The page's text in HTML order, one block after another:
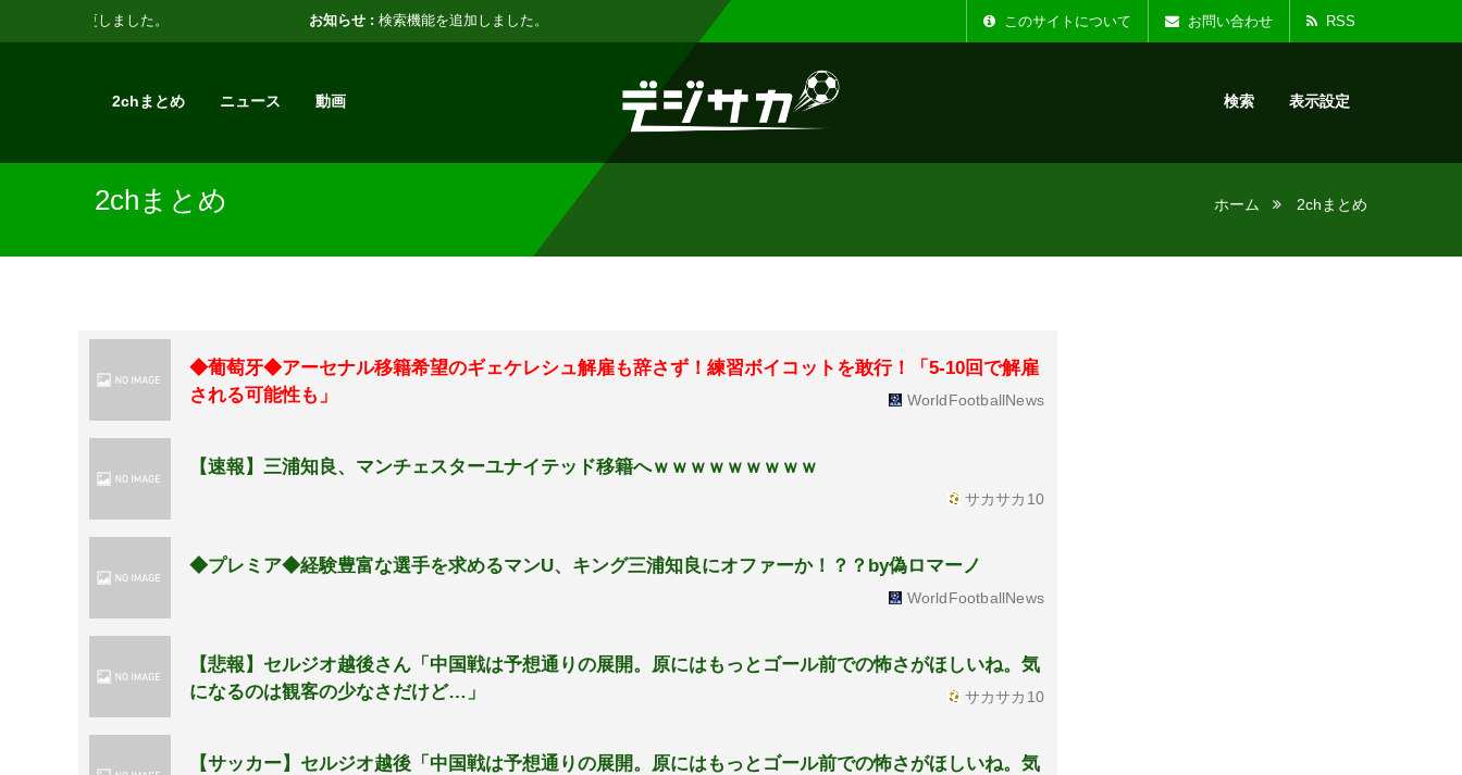
お知らせ : 検索機能を追加しました。 表示設定機能を追加しました。 お知らせ :
このサイトについて お問い合わせ RSS
2chまとめ ニュース 動画 検索 表示設定
2chまとめ ホーム 2chまとめ
◆葡萄牙◆アーセナル移籍希望のギェケレシュ解雇も辞さず！練習ボイコットを敢行！「5-10回で解雇
される可能性も」
WorldFootballNews
【速報】三浦知良、マンチェスターユナイテッド移籍へｗｗｗｗｗｗｗｗｗ
サカサカ10
◆プレミア◆経験豊富な選手を求めるマンU、キング三浦知良にオファーか！？？by偽ロマーノ
WorldFootballNews
【悲報】セルジオ越後さん「中国戦は予想通りの展開。原にはもっとゴール前での怖さがほしいね。気
になるのは観客の少なさだけど…」
サカサカ10
【サッカー】セルジオ越後「中国戦は予想通りの展開。原にはもっとゴール前での怖さがほしいね。気